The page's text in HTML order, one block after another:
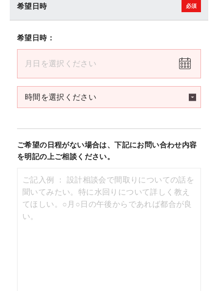
希望日時
希望日時：
ご希望の日程がない場合は、下記にお問い合わせ内容
を明記の上ご相談ください。